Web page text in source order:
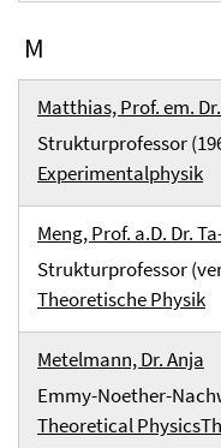
M
Matthias, Prof. em.
Strukturprofessor
Experimentalphysik
Meng, Prof. a.D. Dr.
Strukturprofessor
Theoretische Physik
Metelmann, Dr. Anja
Emmy-Noether-
Theoretical Physics